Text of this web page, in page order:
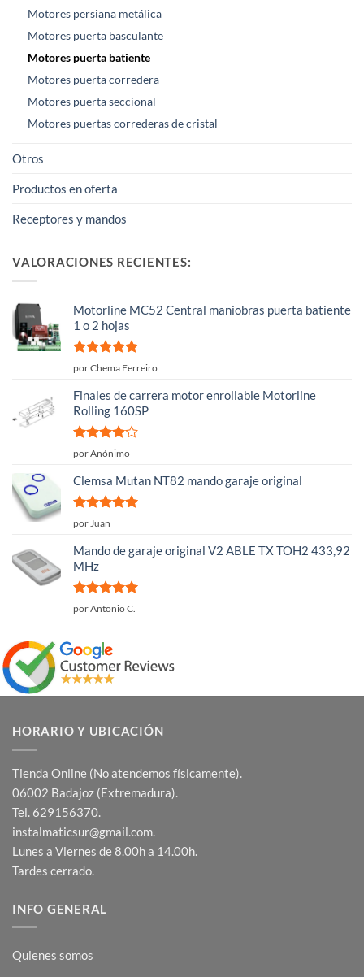
Motores persiana metálica
Motores puerta basculante
Motores puerta batiente
Motores puerta corredera
Motores puerta seccional
Motores puertas correderas de cristal
Otros
Productos en oferta
Receptores y mandos
VALORACIONES RECIENTES:
Motorline MC52 Central maniobras puerta batiente
1 o 2 hojas
Valorado
por Chema Ferreiro
Finales de carrera motor enrollable Motorline
Rolling 160SP
Valorado
5
por Anónimo
Clemsa Mutan NT82 mando garaje original
Valorado
por Juan
Mando de garaje original V2 ABLE TX TOH2 433,92
MHz
Valorado
por Antonio C.
HORARIO Y UBICACIÓN
Tienda Online (No atendemos físicamente).
06002 Badajoz (Extremadura).
Tel. 629156370.
instalmaticsur@gmail.com.
Lunes a Viernes de 8.00h a 14.00h.
Tardes cerrado.
INFO GENERAL
Quienes somos